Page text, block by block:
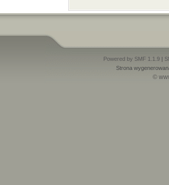
Powered by SMF 1.1.9 |
Strona
©